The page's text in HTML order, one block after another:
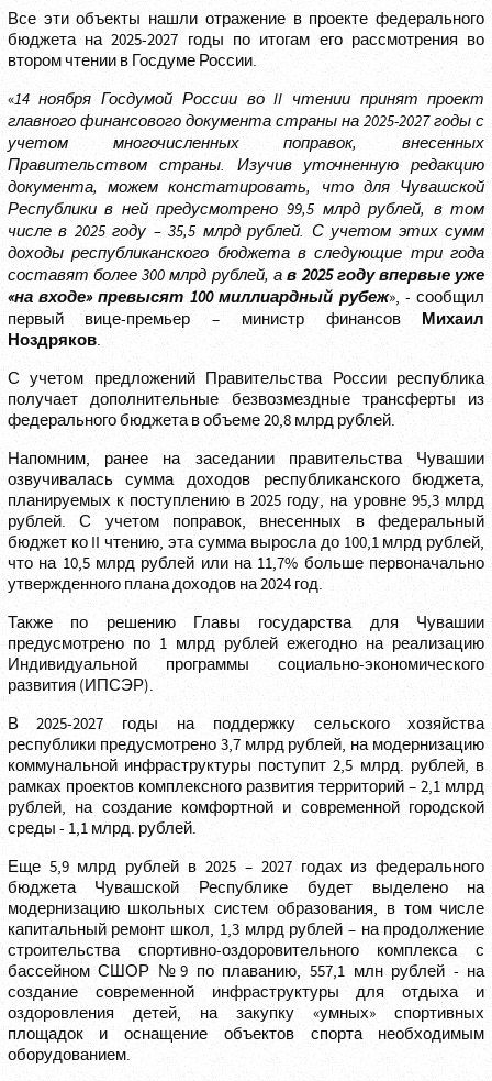
Все эти объекты нашли отражение в проекте федерального
бюджета на 2025-2027 годы по итогам его рассмотрения во
втором чтении в Госдуме России.
«14 ноября Госдумой России во II чтении принят проект
главного финансового документа страны на 2025-2027 годы с
учетом многочисленных поправок, внесенных
Правительством страны. Изучив уточненную редакцию
документа, можем констатировать, что для Чувашской
Республики в ней предусмотрено 99,5 млрд рублей, в том
числе в 2025 году – 35,5 млрд рублей. С учетом этих сумм
доходы республиканского бюджета в следующие три года
составят более 300 млрд рублей, ав 2025 году впервые уже
«на входе» превысят 100 миллиардный рубеж», - сообщил
первый вице-премьер – министр финансов Михаил
Ноздряков.
С учетом предложений Правительства России республика
получает дополнительные безвозмездные трансферты из
федерального бюджета в объеме 20,8 млрд рублей.
Напомним, ранее на заседании правительства Чувашии
озвучивалась сумма доходов республиканского бюджета,
планируемых к поступлению в 2025 году, на уровне 95,3 млрд
рублей. С учетом поправок, внесенных в федеральный
бюджет ко II чтению, эта сумма выросла до 100,1 млрд рублей,
что на 10,5 млрд рублей или на 11,7% больше первоначально
утвержденного плана доходов на 2024 год.
Также по решению Главы государства для Чувашии
предусмотрено по 1 млрд рублей ежегодно на реализацию
Индивидуальной программы социально-экономического
развития (ИПСЭР).
В 2025-2027 годы на поддержку сельского хозяйства
республики предусмотрено 3,7 млрд рублей, на модернизацию
коммунальной инфраструктуры поступит 2,5 млрд. рублей, в
рамках проектов комплексного развития территорий – 2,1 млрд
рублей, на создание комфортной и современной городской
среды - 1,1 млрд. рублей.
Еще 5,9 млрд рублей в 2025 – 2027 годах из федерального
бюджета Чувашской Республике будет выделено на
модернизацию школьных систем образования, в том числе
капитальный ремонт школ, 1,3 млрд рублей – на продолжение
строительства спортивно-оздоровительного комплекса с
бассейном СШОР №9 по плаванию, 557,1 млн рублей - на
создание современной инфраструктуры для отдыха и
оздоровления детей, на закупку «умных» спортивных
площадок и оснащение объектов спорта необходимым
оборудованием.